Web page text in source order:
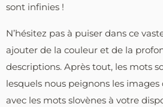
sont infinies !
N’hésitez pas à puiser dans ce
ajouter de la couleur et de la
descriptions. Après tout, les mots
lesquels nous peignons les images
avec les mots slovènes à votre